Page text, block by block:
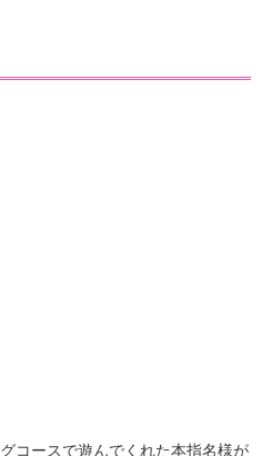
コースで遊んでくれた本指名様が